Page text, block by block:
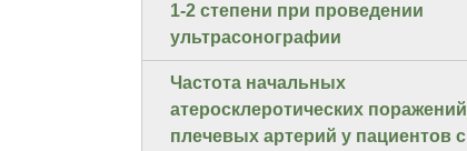
1-2 степени при проведении
ультрасонографии
Частота начальных
атеросклеротических поражений
плечевых артерий у пациентов с